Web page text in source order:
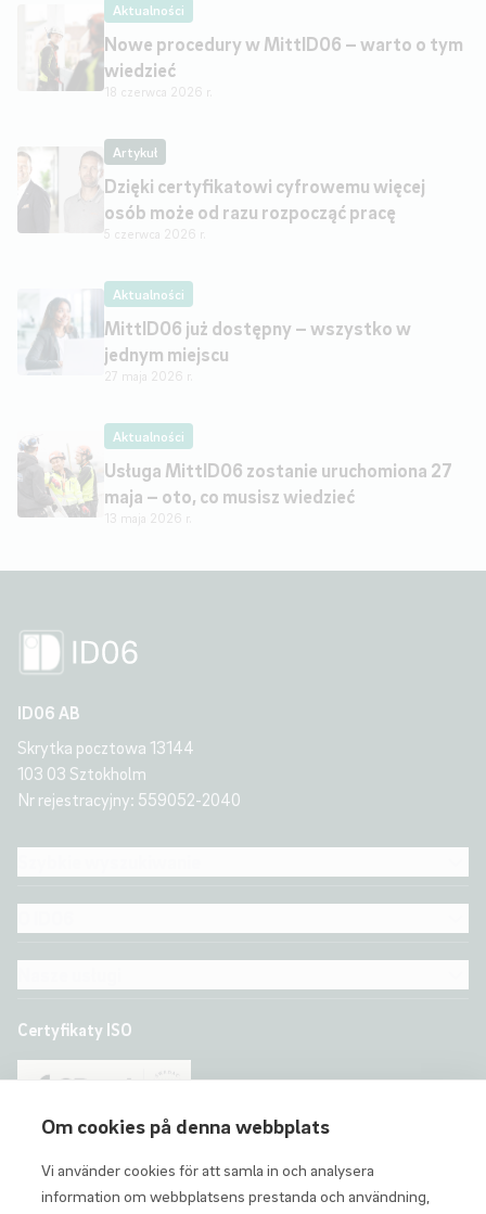
Om cookies på denna webbplats
Vi använder cookies för att samla in och analysera
information om webbplatsens prestanda och användning,
Aktualności
Nowe procedury w MittID06 – warto o tym
wiedzieć
18 czerwca 2026 r.
Artykuł
Dzięki certyfikatowi cyfrowemu więcej
osób może od razu rozpocząć pracę
5 czerwca 2026 r.
Aktualności
MittID06 już dostępny – wszystko w
jednym miejscu
27 maja 2026 r.
Aktualności
Usługa MittID06 zostanie uruchomiona 27
maja – oto, co musisz wiedzieć
13 maja 2026 r.
ID06 AB
Skrytka pocztowa 13144
103 03 Sztokholm
Nr rejestracyjny: 559052-2040
Certyfikaty ISO